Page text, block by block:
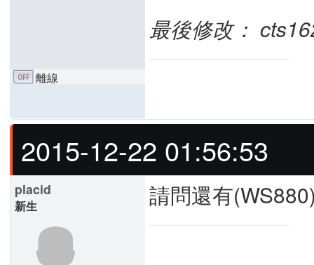
最後修改：
離線
2015-12-22 01:56:53
placid
新生 請問還有